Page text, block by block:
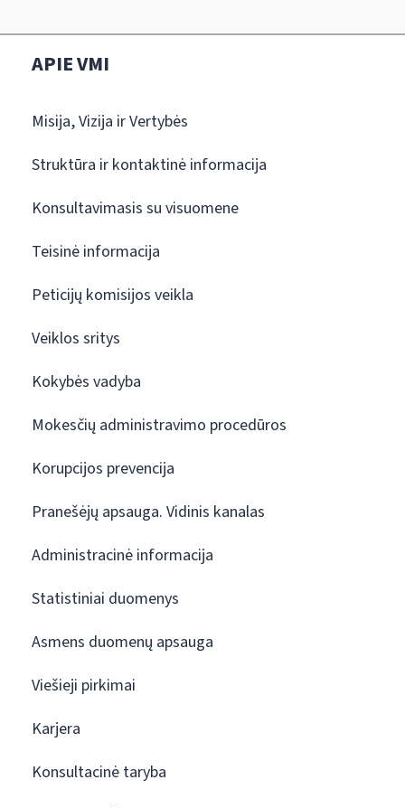
APIE VMI
Misija, Vizija ir Vertybės
Struktūra ir kontaktinė informacija
Konsultavimasis su visuomene
Teisinė informacija
Peticijų komisijos veikla
Veiklos sritys
Kokybės vadyba
Mokesčių administravimo procedūros
Korupcijos prevencija
Pranešėjų apsauga. Vidinis kanalas
Administracinė informacija
Statistiniai duomenys
Asmens duomenų apsauga
Viešieji pirkimai
Karjera
Konsultacinė taryba